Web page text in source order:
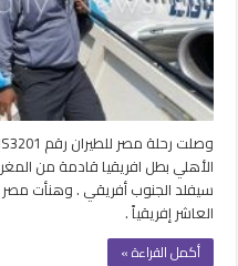
الأهلي بطل افريقيا قادمة من المغرب
سيفلد الجنوب أفريقي . وهنأت مصر
العاشر إفريقياً .
أكمل القراءة »